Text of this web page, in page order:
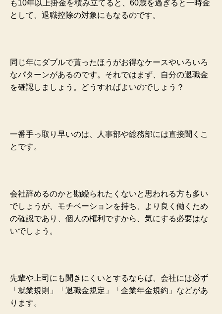
も10年以上掛金を積み立てると、60歳を過ぎると一時金
として、退職控除の対象にもなるのです。
同じ年にダブルで貰ったほうがお得なケースやいろいろ
なパターンがあるのです。 それではまず、自分の退職金
を確認しましょう。どうすればよいのでしょう？
一番手っ取り早いのは、人事部や総務部には直接聞くこ
とです。
会社辞めるのかと勘繰られたくないと思われる方も多い
でしょうが、モチベーションを持ち、より良く働くため
の確認であり、個人の権利ですから、気にする必要はな
いでしょう。
先輩や上司にも聞きにくいとするならば、会社には必ず
「就業規則」「退職金規定」「企業年金規約」などがあ
ります。